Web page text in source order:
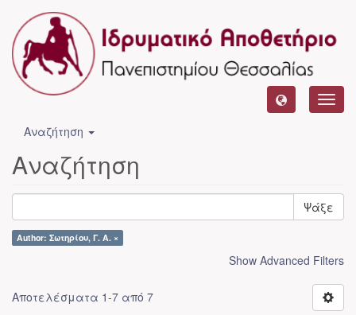
Αναζήτηση
Αναζήτηση
Ψάξε
Author: Σωτηρίου, Γ. Α. ×
Show Advanced Filters
Αποτελέσματα 1-7 από 7